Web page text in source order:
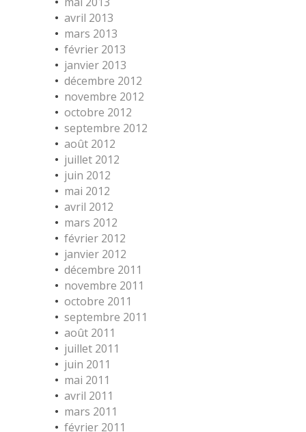
avril 2013
mars 2013
février 2013
janvier 2013
décembre 2012
novembre 2012
octobre 2012
septembre 2012
août 2012
juillet 2012
juin 2012
mai 2012
avril 2012
mars 2012
février 2012
janvier 2012
décembre 2011
novembre 2011
octobre 2011
septembre 2011
août 2011
juillet 2011
juin 2011
mai 2011
avril 2011
mars 2011
février 2011